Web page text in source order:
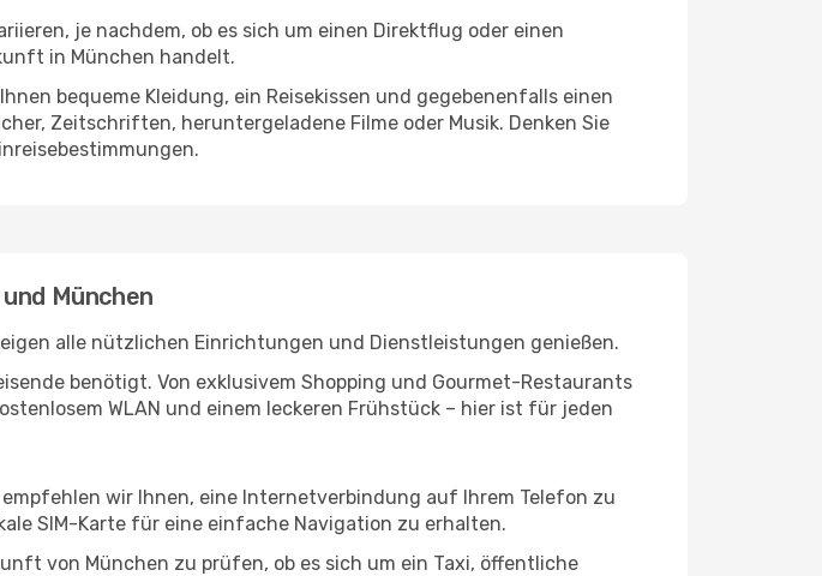
je nachdem, ob es sich um einen Direktflug oder einen
in München handelt.
bequeme Kleidung, ein Reisekissen und gegebenenfalls einen
Zeitschriften, heruntergeladene Filme oder Musik. Denken Sie
München
alle nützlichen Einrichtungen und Dienstleistungen genießen.
benötigt. Von exklusivem Shopping und Gourmet-Restaurants
WLAN und einem leckeren Frühstück – hier ist für jeden
wir Ihnen, eine Internetverbindung auf Ihrem Telefon zu
SIM-Karte für eine einfache Navigation zu erhalten.
von München zu prüfen, ob es sich um ein Taxi, öffentliche